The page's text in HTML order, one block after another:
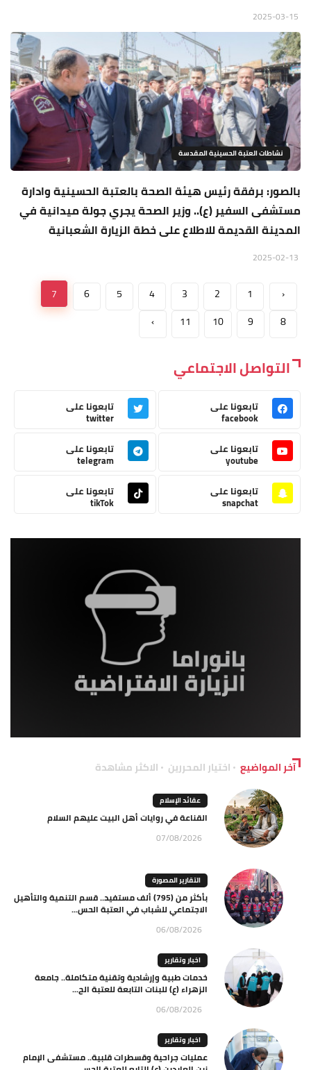
نشاطات العتبة الحسينية المقدسة
بالصور: برفقة رئيس هيئة الصحة بالعتبة الحسينية وادارة
مستشفى السفير (ع).. وزير الصحة يجري جولة ميدانية في
المدينة القديمة للاطلاع على خطة الزيارة الشعبانية
‹
1
2
3
4
5
6
7
8
9
10
11
›
التواصل الاجتماعي
تابعونا على
facebook
تابعونا على
twitter
تابعونا على
youtube
تابعونا على
telegram
تابعونا على
snapchat
تابعونا على
tikTok
آخر المواضيع اختيار المحررين الاكثر مشاهدة
عقائد الإسلام
القناعة في روايات أهل البيت عليهم السلام
07/08/2026
التقارير المصورة
بأكثر من (795) ألف مستفيد.. قسم التنمية والتأهيل
الاجتماعي للشباب في العتبة الحس...
06/08/2026
اخبار وتقارير
خدمات طبية وإرشادية وتقنية متكاملة.. جامعة
الزهراء (ع) للبنات التابعة للعتبة الح...
06/08/2026
اخبار وتقارير
عمليات جراحية وقسطرات قلبية.. مستشفى الإمام